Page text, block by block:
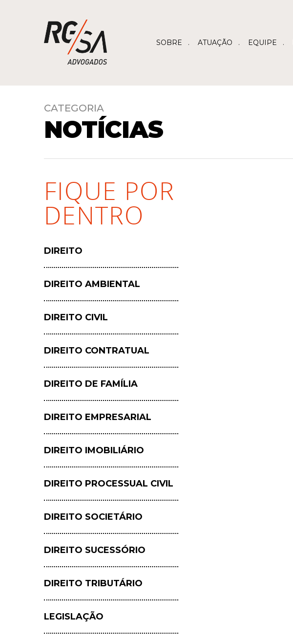
Hit enter to search or ESC to close
SOBRE ATUAÇÃO EQUIPE
CATEGORIA
NOTÍCIAS
FIQUE POR
DENTRO
DIREITO
DIREITO AMBIENTAL
DIREITO CIVIL
DIREITO CONTRATUAL
DIREITO DE FAMÍLIA
DIREITO EMPRESARIAL
DIREITO IMOBILIÁRIO
DIREITO PROCESSUAL CIVIL
DIREITO SOCIETÁRIO
DIREITO SUCESSÓRIO
DIREITO TRIBUTÁRIO
LEGISLAÇÃO